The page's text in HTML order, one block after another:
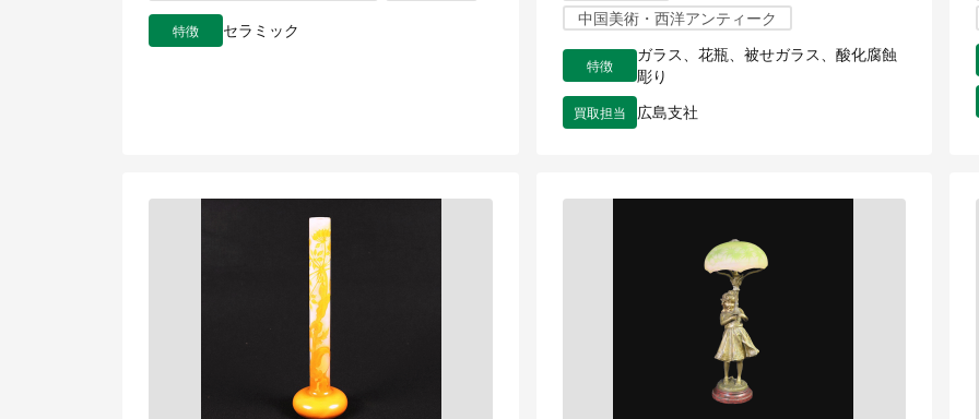
特徴 セラミック
中国美術・西洋アンティーク
特徴
ガラス、花瓶、被せガラス、酸化腐蝕
彫り
買取担当 広島支社